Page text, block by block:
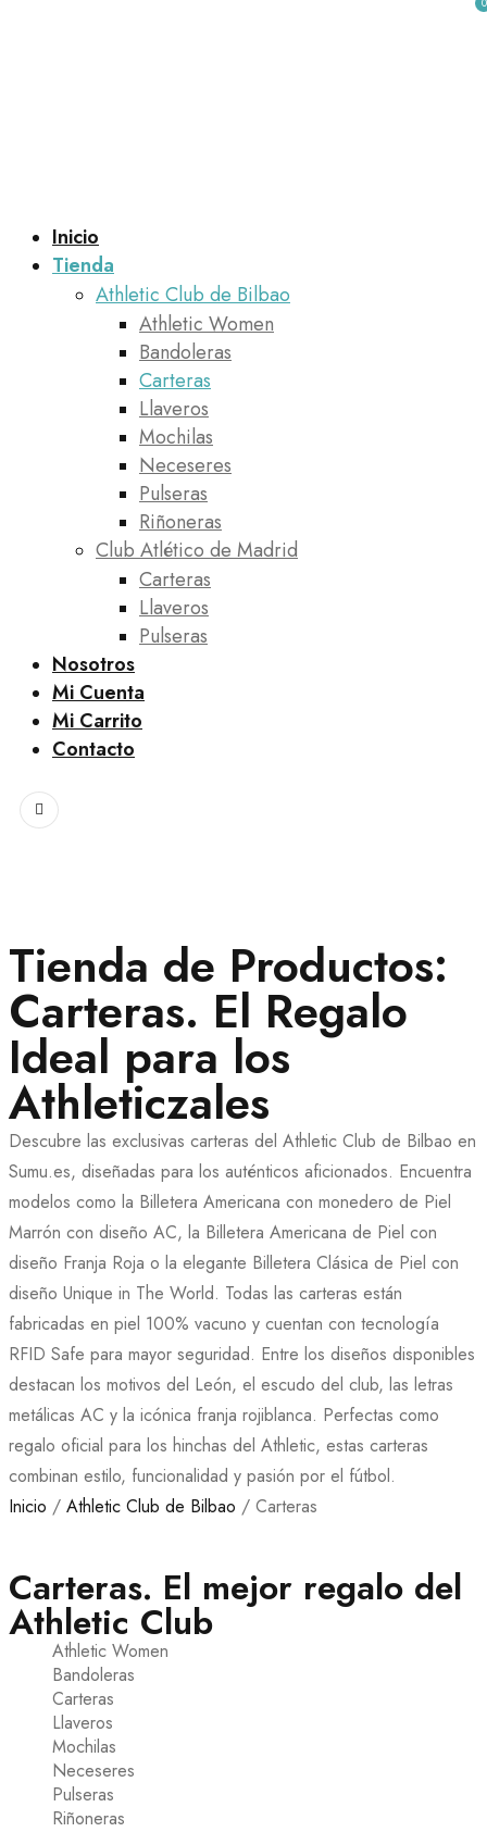
Inicio
Tienda
Athletic Club de Bilbao
Athletic Women
Bandoleras
Carteras
Llaveros
Mochilas
Neceseres
Pulseras
Riñoneras
Club Atlético de Madrid
Carteras
Llaveros
Pulseras
Nosotros
Mi Cuenta
Mi Carrito
Contacto
Tienda de Productos:
Carteras. El Regalo
Ideal para los
Athleticzales
Descubre las exclusivas carteras del Athletic Club de Bilbao en
Sumu.es, diseñadas para los auténticos aficionados. Encuentra
modelos como la Billetera Americana con monedero de Piel
Marrón con diseño AC, la Billetera Americana de Piel con
diseño Franja Roja o la elegante Billetera Clásica de Piel con
diseño Unique in The World. Todas las carteras están
fabricadas en piel 100% vacuno y cuentan con tecnología
RFID Safe para mayor seguridad. Entre los diseños disponibles
destacan los motivos del León, el escudo del club, las letras
metálicas AC y la icónica franja rojiblanca. Perfectas como
regalo oficial para los hinchas del Athletic, estas carteras
combinan estilo, funcionalidad y pasión por el fútbol.
Inicio / Athletic Club de Bilbao / Carteras
Carteras. El mejor regalo del
Athletic Club
Athletic Women
Bandoleras
Carteras
Llaveros
Mochilas
Neceseres
Pulseras
Riñoneras